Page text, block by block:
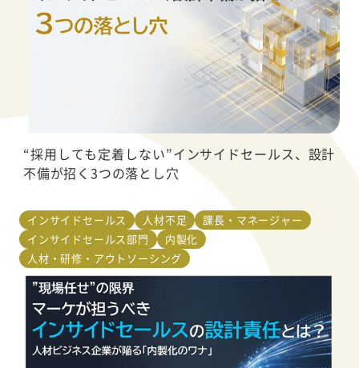
“採用しても定着しない”インサイドセールス、設計
不備が招く3つの落とし穴
インサイドセールス 人材不足
課長・マネージャー
インサイドセールス部門
内製化
人材・研修・アウトソーシング